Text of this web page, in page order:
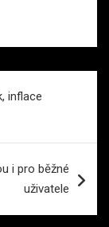
inflace
i pro běžné
uživatele